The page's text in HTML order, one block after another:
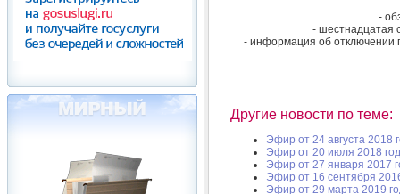
-
- шестнадцатая
- информация об отключении
Другие новости по теме:
Эфир от 24 августа 2018
Эфир от 20 июля 2018
Эфир от 27 января 2017
Эфир от 16 сентября
Эфир от 29 марта 2019